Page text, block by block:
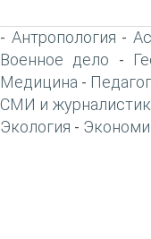
- Антропология -
Военное дело -
Медицина -
СМИ и
Экология -